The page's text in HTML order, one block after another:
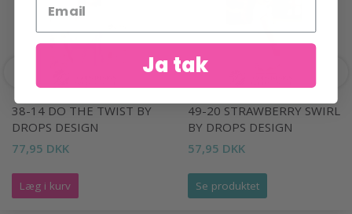
38-14 DO THE TWIST BY
DROPS DESIGN
77,95 DKK
Læg i kurv
49-20 STRAWBERRY SWIRL
BY DROPS DESIGN
57,95 DKK
Se produktet
Ja tak